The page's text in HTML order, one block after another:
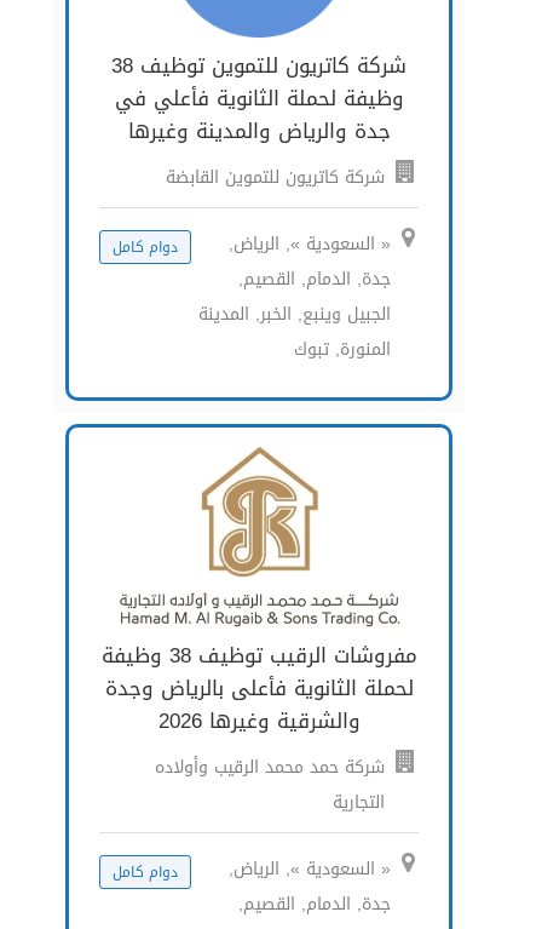
شركة كاتريون للتموين توظيف 38
وظيفة لحملة الثانوية فأعلي في
جدة والرياض والمدينة وغيرها
شركة كاتريون للتموين القابضة
« السعودية », الرياض,
جدة, الدمام, القصيم,
الجبيل وينبع, الخبر, المدينة
المنورة, تبوك
دوام كامل
مفروشات الرقيب توظيف 38 وظيفة
لحملة الثانوية فأعلى بالرياض وجدة
والشرقية وغيرها 2026
شركة حمد محمد الرقيب وأولاده
التجارية
« السعودية », الرياض,
جدة, الدمام, القصيم,
دوام كامل